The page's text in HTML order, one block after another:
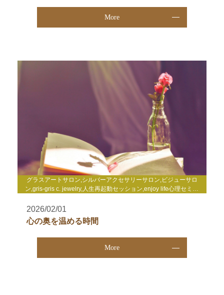
More
グラスアートサロン,シルバーアクセサリーサロン,ビジューサロ
ン,gris-gris c. jewelry,人生再起動セッション,enjoy life心理セミナ
2026/02/01
心の奥を温める時間
More